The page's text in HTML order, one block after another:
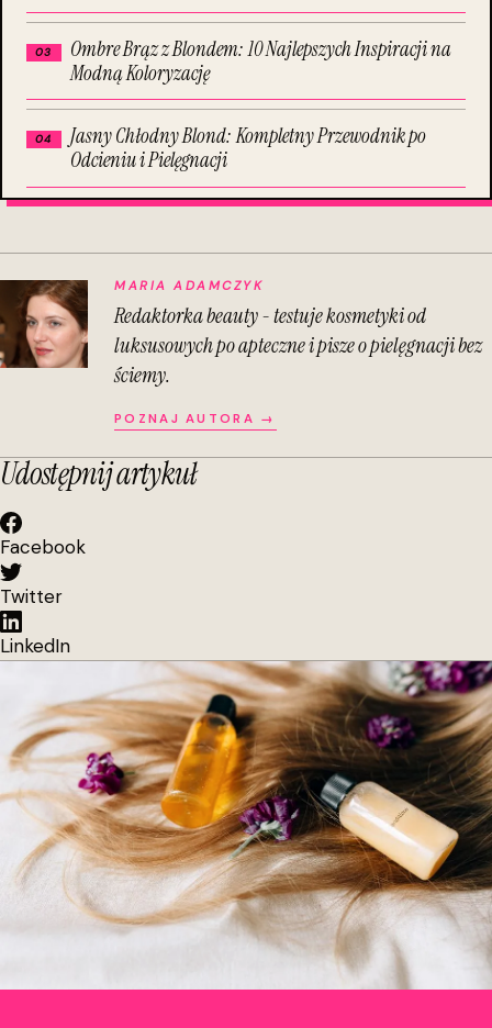
Ombre Brąz z Blondem: 10 Najlepszych Inspiracji na
Modną Koloryzację
Jasny Chłodny Blond: Kompletny Przewodnik po
Odcieniu i Pielęgnacji
MARIA ADAMCZYK
Redaktorka beauty - testuje kosmetyki od
luksusowych po apteczne i pisze o pielęgnacji bez
ściemy.
POZNAJ AUTORA →
Udostępnij artykuł
Facebook
Twitter
LinkedIn